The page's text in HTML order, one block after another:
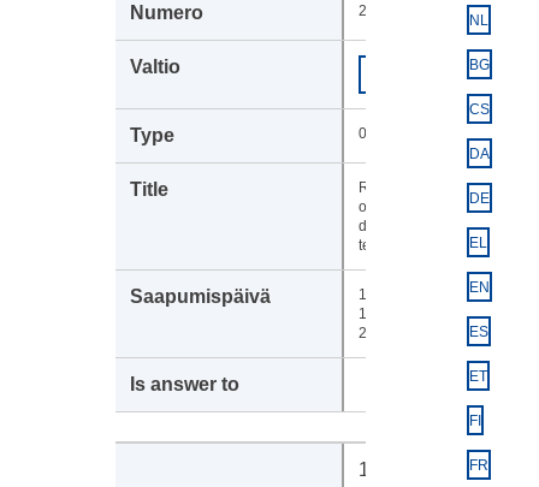
2901
Euroopan
komissio
003
Receipt
of the
draft
text
17-
10-
2023
105689
NL
BG
CS
DA
DE
EL
EN
ES
ET
FI
FR